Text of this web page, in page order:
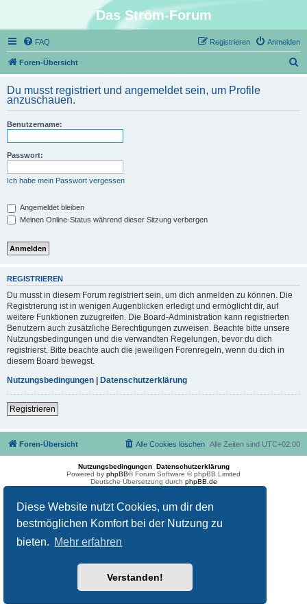
Diese Website nutzt Cookies, um dir den
bestmöglichen Komfort bei der Nutzung zu
bieten. Mehr erfahren
Verstanden!
Das Ström-Forum
FAQ Anmelden
Registrieren
Foren-Übersicht
h
Du musst registriert und angemeldet sein, um Profile
anzuschauen.
Benutzername:
Passwort:
Ich habe mein Passwort vergessen
Angemeldet bleiben
Meinen Online-Status während dieser Sitzung verbergen
REGISTRIEREN
Du musst in diesem Forum registriert sein, um dich anmelden zu können. Die
Registrierung ist in wenigen Augenblicken erledigt und ermöglicht dir, auf
weitere Funktionen zuzugreifen. Die Board-Administration kann registrierten
Benutzern auch zusätzliche Berechtigungen zuweisen. Beachte bitte unsere
Nutzungsbedingungen und die verwandten Regelungen, bevor du dich
registrierst. Bitte beachte auch die jeweiligen Forenregeln, wenn du dich in
diesem Board bewegst.
Nutzungsbedingungen | Datenschutzerklärung
Registrieren
Foren-Übersicht Alle Zeiten sind UTC+02:00
Alle Cookies löschen
Nutzungsbedingungen Datenschutzerklärung
Powered by phpBB® Forum Software © phpBB Limited
Deutsche Übersetzung durch phpBB.de